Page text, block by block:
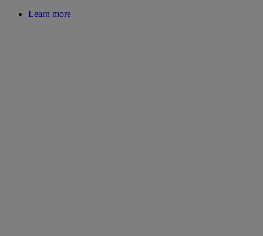
Learn more